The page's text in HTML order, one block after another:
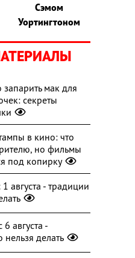
Сэмом
Уортингтоном
мак для
секреты
в кино: что
но фильмы
под копирку
августа - традиции
августа -
нельзя делать